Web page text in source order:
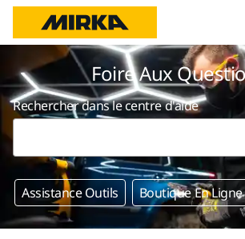
Foire Aux
Rechercher dans le centre d'aide
Assistance Outils Boutique En Ligne